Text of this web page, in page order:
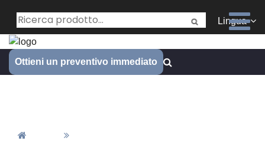
Lingua
Ottieni un preventivo immediato